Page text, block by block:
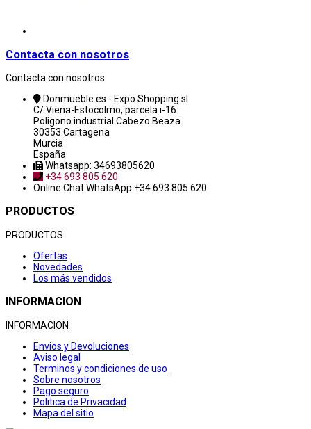
Contacta con nosotros
Contacta con nosotros
Donmueble.es - Expo Shopping sl
C/ Viena-Estocolmo, parcela i-16
Poligono industrial Cabezo Beaza
30353 Cartagena
Murcia
España
Whatsapp: 34693805620
+34 693 805 620
Online ChatWhatsApp +34 693 805 620
PRODUCTOS
PRODUCTOS
Ofertas
Novedades
Los más vendidos
INFORMACION
INFORMACION
Envios y Devoluciones
Aviso legal
Terminos y condiciones de uso
Sobre nosotros
Pago seguro
Politica de Privacidad
Mapa del sitio